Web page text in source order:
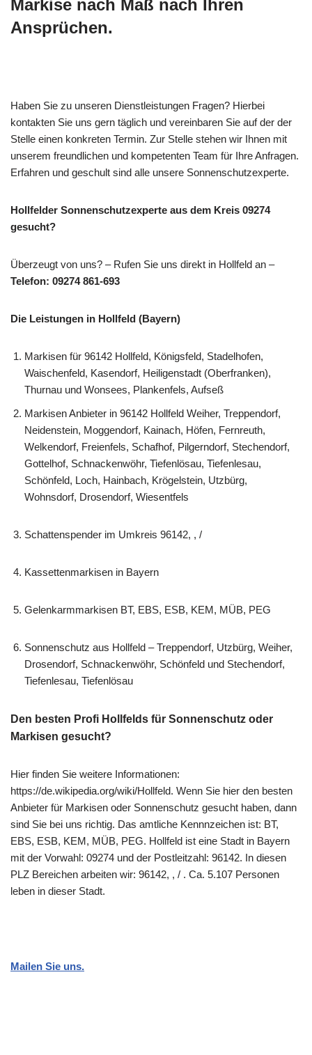
Markise nach Maß nach Ihren
Ansprüchen.
Haben Sie zu unseren Dienstleistungen Fragen? Hierbei
kontakten Sie uns gern täglich und vereinbaren Sie auf der der
Stelle einen konkreten Termin. Zur Stelle stehen wir Ihnen mit
unserem freundlichen und kompetenten Team für Ihre Anfragen.
Erfahren und geschult sind alle unsere Sonnenschutzexperte.
Hollfelder Sonnenschutzexperte aus dem Kreis 09274
gesucht?
Überzeugt von uns? – Rufen Sie uns direkt in Hollfeld an –
Telefon: 09274 861-693
Die Leistungen in Hollfeld (Bayern)
Markisen für 96142 Hollfeld, Königsfeld, Stadelhofen,
Waischenfeld, Kasendorf, Heiligenstadt (Oberfranken),
Thurnau und Wonsees, Plankenfels, Aufseß
Markisen Anbieter in 96142 Hollfeld Weiher, Treppendorf,
Neidenstein, Moggendorf, Kainach, Höfen, Fernreuth,
Welkendorf, Freienfels, Schafhof, Pilgerndorf, Stechendorf,
Gottelhof, Schnackenwöhr, Tiefenlösau, Tiefenlesau,
Schönfeld, Loch, Hainbach, Krögelstein, Utzbürg,
Wohnsdorf, Drosendorf, Wiesentfels
Schattenspender im Umkreis 96142, , /
Kassettenmarkisen in Bayern
Gelenkarmmarkisen BT, EBS, ESB, KEM, MÜB, PEG
Sonnenschutz aus Hollfeld – Treppendorf, Utzbürg, Weiher,
Drosendorf, Schnackenwöhr, Schönfeld und Stechendorf,
Tiefenlesau, Tiefenlösau
Den besten Profi Hollfelds für Sonnenschutz oder
Markisen gesucht?
Hier finden Sie weitere Informationen:
https://de.wikipedia.org/wiki/Hollfeld. Wenn Sie hier den besten
Anbieter für Markisen oder Sonnenschutz gesucht haben, dann
sind Sie bei uns richtig. Das amtliche Kennnzeichen ist: BT,
EBS, ESB, KEM, MÜB, PEG. Hollfeld ist eine Stadt in Bayern
mit der Vorwahl: 09274 und der Postleitzahl: 96142. In diesen
PLZ Bereichen arbeiten wir: 96142, , / . Ca. 5.107 Personen
leben in dieser Stadt.
Mailen Sie uns.